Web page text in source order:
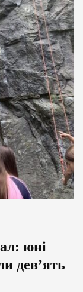
юні
дев’ять